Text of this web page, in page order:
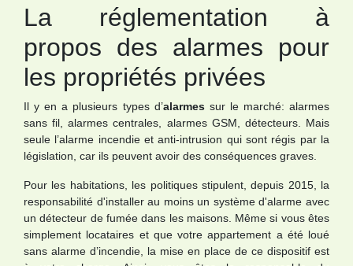
La réglementation à
propos des alarmes pour
les propriétés privées
Il y en a plusieurs types d’alarmessur le marché: alarmes
sans fil, alarmes centrales, alarmes GSM, détecteurs. Mais
seule l’alarme incendie et anti-intrusion qui sont régis par la
législation, car ils peuvent avoir des conséquences graves.
Pour les habitations, les politiques stipulent, depuis 2015, la
responsabilité d'installer au moins un système d'alarme avec
un détecteur de fumée dans les maisons. Même si vous êtes
simplement locataires et que votre appartement a été loué
sans alarme d’incendie, la mise en place de ce dispositif est